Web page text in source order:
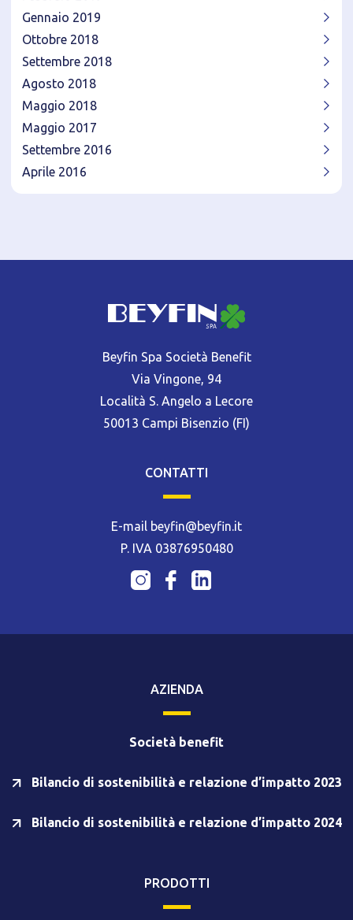
Gennaio 2019
Ottobre 2018
Settembre 2018
Agosto 2018
Maggio 2018
Maggio 2017
Settembre 2016
Aprile 2016
Beyfin Spa Società Benefit
Via Vingone, 94
Località S. Angelo a Lecore
50013 Campi Bisenzio (FI)
CONTATTI
E-mail beyfin@beyfin.it
P. IVA 03876950480
AZIENDA
Società benefit
Bilancio di sostenibilità e relazione d’impatto 2023
Bilancio di sostenibilità e relazione d’impatto 2024
PRODOTTI